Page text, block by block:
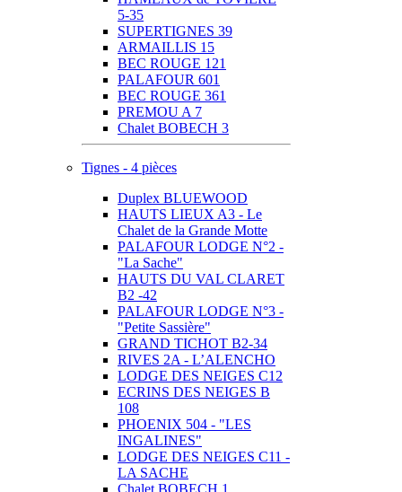
5-35
SUPERTIGNES 39
ARMAILLIS 15
BEC ROUGE 121
PALAFOUR 601
BEC ROUGE 361
PREMOU A 7
Chalet BOBECH 3
Tignes - 4 pièces
Duplex BLUEWOOD
HAUTS LIEUX A3 - Le
Chalet de la Grande Motte
PALAFOUR LODGE N°2 -
"La Sache"
HAUTS DU VAL CLARET
B2 -42
PALAFOUR LODGE N°3 -
"Petite Sassière"
GRAND TICHOT B2-34
RIVES 2A - L’ALENCHO
LODGE DES NEIGES C12
ECRINS DES NEIGES B
108
PHOENIX 504 - "LES
INGALINES"
LODGE DES NEIGES C11 -
LA SACHE
Chalet BOBECH 1